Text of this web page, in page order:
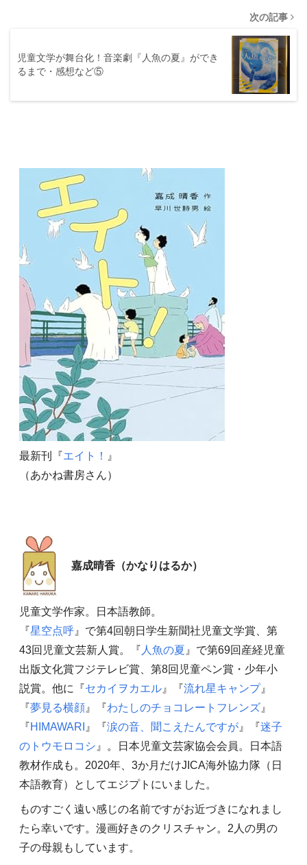
次の記事
児童文学が舞台化！音楽劇『人魚の夏』ができ
るまで・感想など⑤
最新刊『エイト！
』
（あかね書房さん）
嘉成晴香（かなりはるか）
児童文学作家。日本語教師。
『星空点呼』で第4回朝日学生新聞社児童文学賞、第
43回児童文芸新人賞。『 人魚の夏 』で第69回産経児童
出版文化賞フジテレビ賞、第8回児童ペン賞・少年小
説賞。他に『セカイヲカエル』『流れ星キャンプ』
『夢見る横顔』『わたしのチョコレートフレンズ』
『HIMAWARI 』『涙の音、聞こえたんですが』『迷子
のトウモロコシ 』。日本児童文芸家協会会員。日本語
教材作成も。2020年、3か月だけJICA海外協力隊（日
本語教育）としてエジプトにいました。
ものすごく遠い感じの名前ですがお近づきになれまし
たら幸いです。漫画好きのクリスチャン。2人の男の
子の母親もしています。